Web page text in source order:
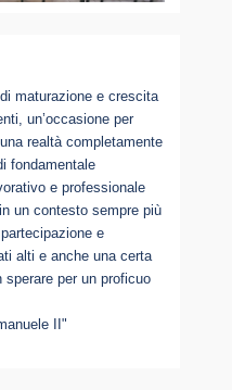
maturazione e crescita
un’occasione per
realtà completamente
fondamentale
e professionale
un contesto sempre più
e
alti e anche una certa
per un proficuo
II"